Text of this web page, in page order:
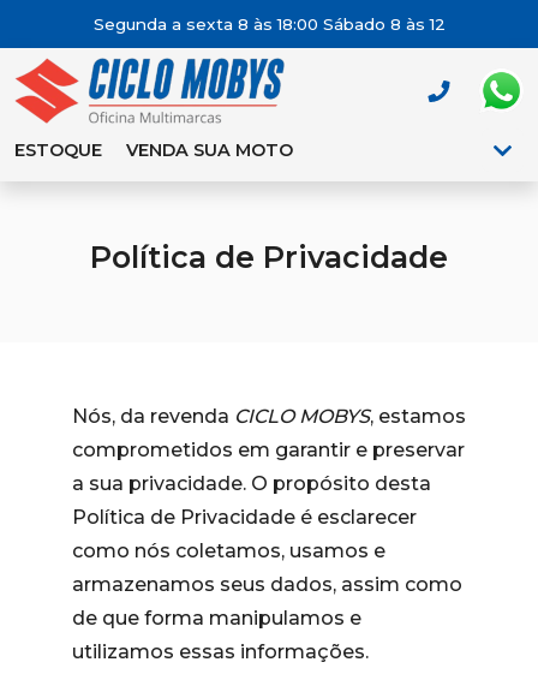
Segunda a sexta 8 às 18:00 Sábado 8 às 12
ESTOQUE VENDA SUA MOTO
Política de Privacidade
Nós, da revenda CICLO MOBYS, estamos
comprometidos em garantir e preservar
a sua privacidade. O propósito desta
Política de Privacidade é esclarecer
como nós coletamos, usamos e
armazenamos seus dados, assim como
de que forma manipulamos e
utilizamos essas informações.